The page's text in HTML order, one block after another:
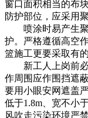
窗口面积相当的布
防护部位，应采用
喷涂时易产生聚
护。严格遵循高空
篮施工更要采取有
新工人上岗前必
作周围应作围挡遮
要用小眼安网遮盖
低于1.8m、宽不小
风吹走污染环境严